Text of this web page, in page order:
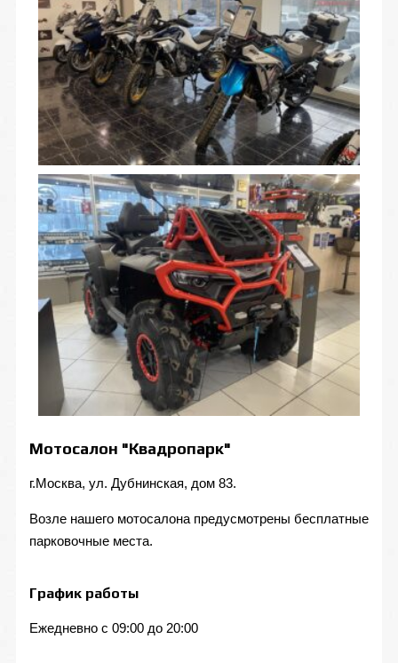
Мотосалон "Квадропарк"
г.Москва, ул. Дубнинская, дом 83.
Возле нашего мотосалона предусмотрены бесплатные
парковочные места.
График работы
Ежедневно с 09:00 до 20:00